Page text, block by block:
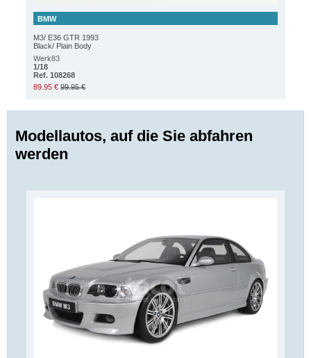
BMW
M3/ E36 GTR 1993
Black/ Plain Body
Werk83
1/18
Ref. 108268
89.95 € 99.95 €
Modellautos, auf die Sie abfahren
werden